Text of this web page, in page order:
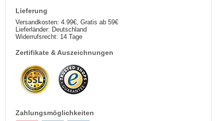
Lieferung
Versandkosten: 4.99€, Gratis ab 59€
Lieferländer: Deutschland
Widerrufsrecht: 14 Tage
Zertifikate & Auszeichnungen
Zahlungsmöglichkeiten